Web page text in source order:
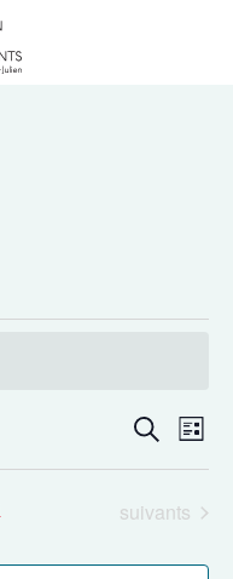
et
Recherche
de
Liste
Évènements
suivants